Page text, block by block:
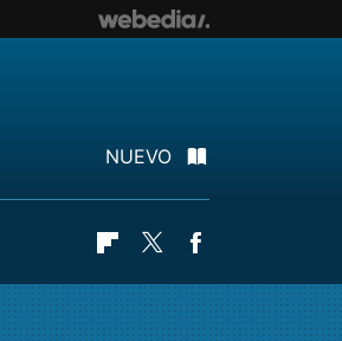
NUEVO
Flipboard
Twitter